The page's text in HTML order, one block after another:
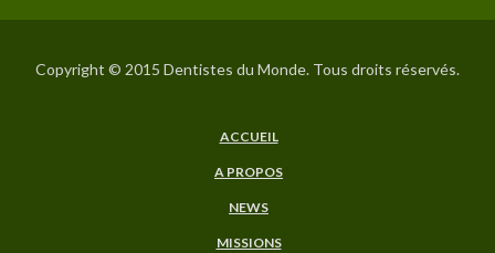
Copyright © 2015 Dentistes du Monde. Tous droits réservés.
ACCUEIL
A PROPOS
NEWS
MISSIONS